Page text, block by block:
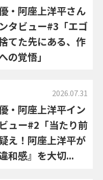
・阿座上洋平さん
タビュー#3「エゴ
てた先にある、作
の覚悟」
2026.07.31
・阿座上洋平イン
ュー#2「当たり前
え！阿座上洋平が
違和感』を大切...